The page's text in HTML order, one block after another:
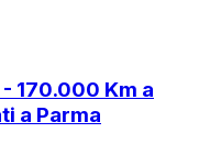
- 170.000 Km a
a Parma